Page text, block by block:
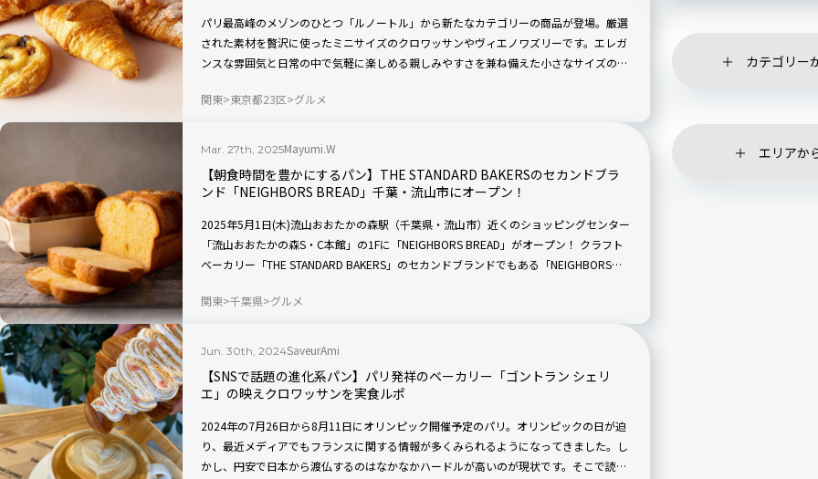
パリ最高峰のメゾンのひとつ「ルノートル」から新たなカテゴリーの商品が登場。厳選
された素材を贅沢に使ったミニサイズのクロワッサンやヴィエノワズリーです。エレガ
ンスな雰囲気と日常の中で気軽に楽しめる親しみやすさを兼ね備えた小さなサイズのお
関東 東京都23区 グルメ
Mar. 27th, 2025Mayumi.W
【朝食時間を豊かにするパン】THE STANDARD BAKERSのセカンドブラ
ンド「NEIGHBORS BREAD」千葉・流山市にオープン！
2025年5月1日(木)流山おおたかの森駅（千葉県・流山市）近くのショッピングセンター
「流山おおたかの森S・C本館」の1Fに「NEIGHBORS BREAD」がオープン！ クラフト
ベーカリー「THE STANDARD BAKERS」のセカンドブランドでもある「NEIGHBORS
ます。
関東 千葉県 グルメ
Jun. 30th, 2024SaveurAmi
【SNSで話題の進化系パン】パリ発祥のベーカリー「ゴントラン シェリ
エ」の映えクロワッサンを実食ルポ
2024年の7月26日から8月11日にオリンピック開催予定のパリ。オリンピックの日が迫
り、最近メディアでもフランスに関する情報が多くみられるようになってきました。し
かし、円安で日本から渡仏するのはなかなかハードルが高いのが現状です。そこで読者
カテゴリー
エリアか